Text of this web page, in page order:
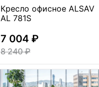
Кресло офисное ALSAV
AL 781S
7 004 ₽
8 240 ₽